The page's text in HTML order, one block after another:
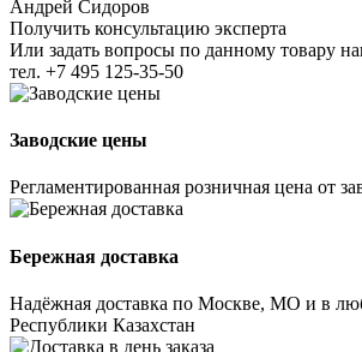
Андрей Сидоров
Получить консультацию эксперта
Или задать вопросы по данному товару
тел. +7 495 125-35-50
Заводские цены
Регламентированная розничная цена от
Бережная доставка
Надёжная доставка по Москве, МО и в
Республики Казахстан